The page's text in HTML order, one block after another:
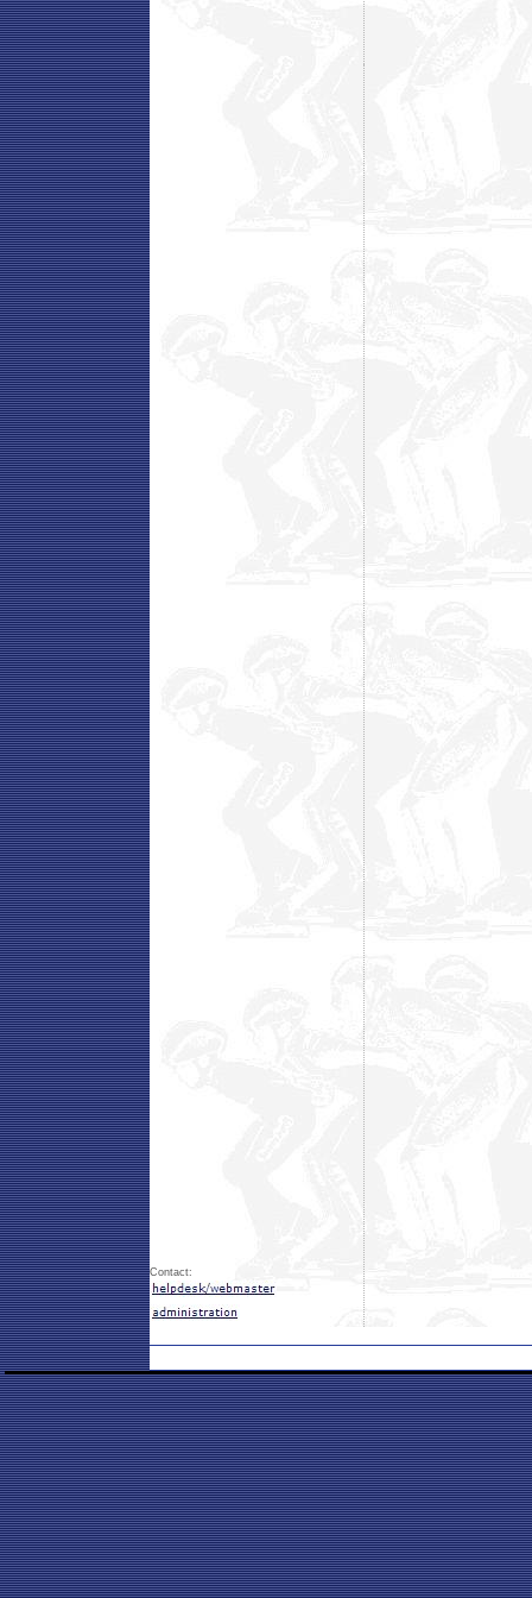
Contact: